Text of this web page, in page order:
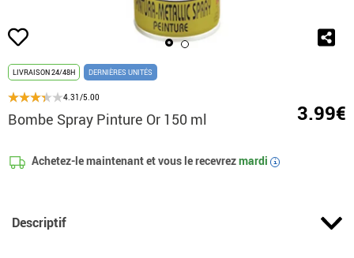
LIVRAISON 24/48H DERNIÈRES UNITÉS
4.31/5.00
Bombe Spray Pinture Or 150 ml 3.99€
Achetez-le maintenant et vous le recevrezmardi i
Descriptif